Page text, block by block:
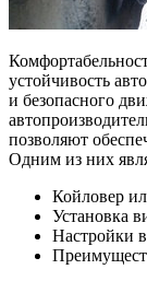
устойчивость
и безопасного
позволяют
Одним из них
Койловер
Установка
Настройки